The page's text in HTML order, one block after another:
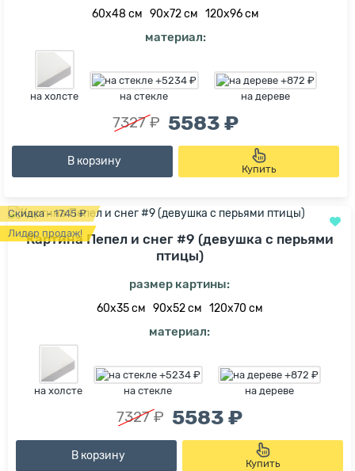
60х48 см 90х72 см 120х96 см
материал:
на холсте на стекле на дереве
7327 ₽ 5583 ₽
В корзину
Купить
Скидка - 1745 ₽
Лидер продаж!
Картина Пепел и снег #9 (девушка с перьями
птицы)
размер картины:
60х35 см 90х52 см 120х70 см
материал:
на холсте на стекле на дереве
7327 ₽ 5583 ₽
В корзину
Купить